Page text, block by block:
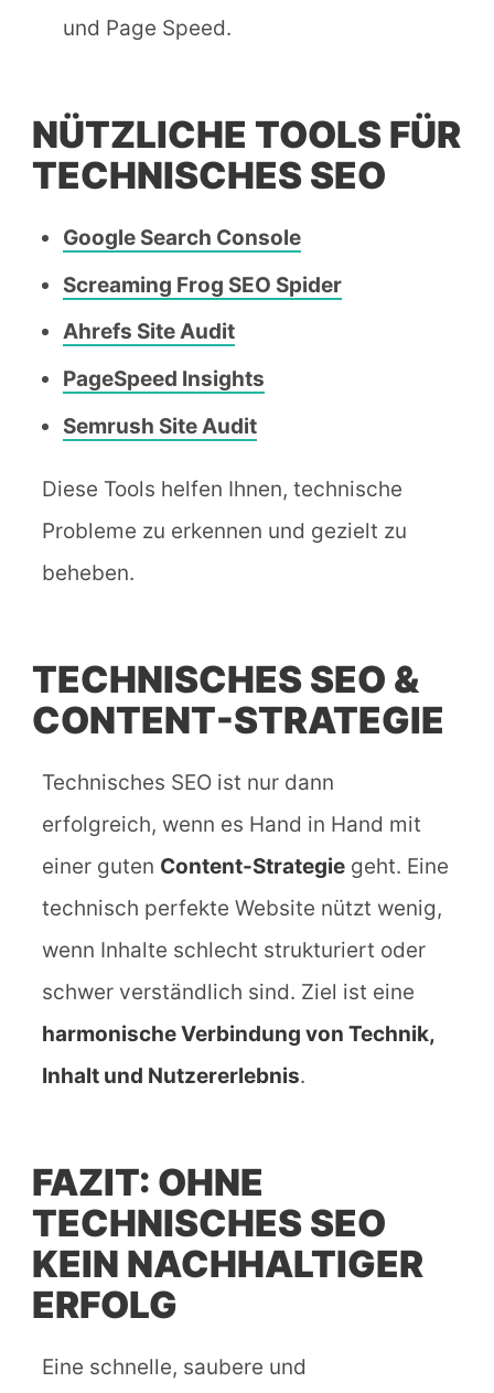
und Page Speed.
NÜTZLICHE TOOLS FÜR
TECHNISCHES SEO
Google Search Console
Screaming Frog SEO Spider
Ahrefs Site Audit
PageSpeed Insights
Semrush Site Audit
Diese Tools helfen Ihnen, technische
Probleme zu erkennen und gezielt zu
beheben.
TECHNISCHES SEO &
CONTENT-STRATEGIE
Technisches SEO ist nur dann
erfolgreich, wenn es Hand in Hand mit
einer guten Content-Strategie geht. Eine
technisch perfekte Website nützt wenig,
wenn Inhalte schlecht strukturiert oder
schwer verständlich sind. Ziel ist eine
harmonische Verbindung von Technik,
Inhalt und Nutzererlebnis.
FAZIT: OHNE
TECHNISCHES SEO
KEIN NACHHALTIGER
ERFOLG
Eine schnelle, saubere und